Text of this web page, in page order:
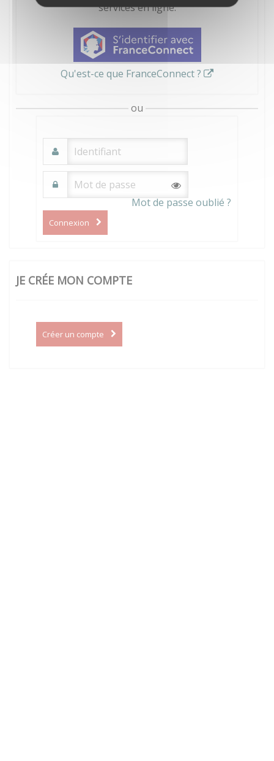
services en ligne.
Qu'est-ce que FranceConnect ?
ou
Mot de passe oublié ?
Connexion
JE CRÉE MON COMPTE
Créer un compte